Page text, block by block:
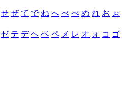
せ ぜ て で ね へ べ ぺ め れ お ぉ
ゼ テ デ ヘ ベ ペ メ レ オ ォ コ ゴ